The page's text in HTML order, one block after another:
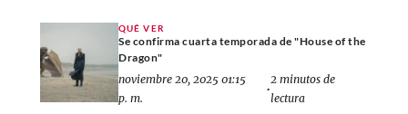
QUÉ VER
Se confirma cuarta temporada de "House of the
Dragon"
noviembre 20, 2025 01:15
p. m.
•
2 minutos de
lectura